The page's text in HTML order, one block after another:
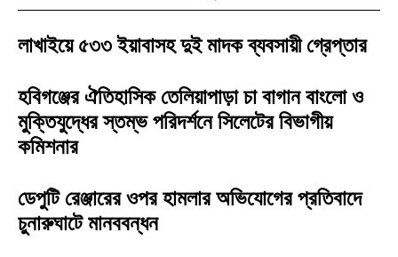
লাখাইয়ে ৫৩৩ ইয়াবাসহ দুই মাদক ব্যবসায়ী গ্রেপ্তার
হবিগঞ্জের ঐতিহাসিক তেলিয়াপাড়া চা বাগান বাংলো ও
মুক্তিযুদ্ধের স্তম্ভ পরিদর্শনে সিলেটের বিভাগীয়
কমিশনার
ডেপুটি রেঞ্জারের ওপর হামলার অভিযোগের প্রতিবাদে
চুনারুঘাটে মানববন্ধন